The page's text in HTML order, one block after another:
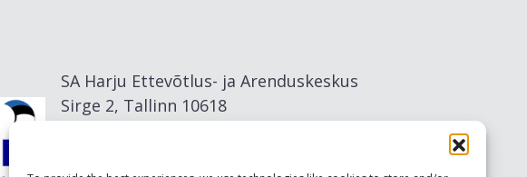
SA Harju Ettevõtlus- ja Arenduskeskus
Sirge 2, Tallinn 10618